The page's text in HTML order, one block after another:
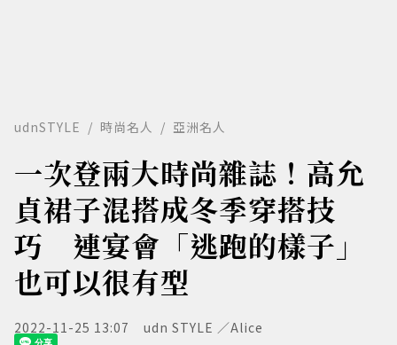
udnSTYLE 時尚名人 亞洲名人
一次登兩大時尚雜誌！高允
貞裙子混搭成冬季穿搭技
巧 連宴會「逃跑的樣子」
也可以很有型
2022-11-25 13:07 udn STYLE ／Alice